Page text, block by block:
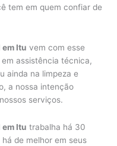
tem em quem confiar de
Itu vem com esse
assistência técnica,
ainda na limpeza e
a nossa intenção
serviços.
Itu trabalha há 30
de melhor em seus